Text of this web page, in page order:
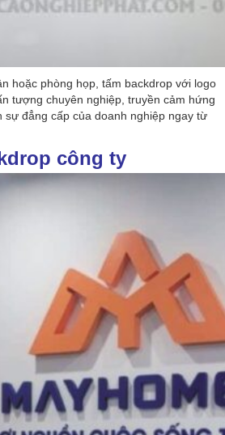
hoặc phòng họp, tấm backdrop với logo
tượng chuyên nghiệp, truyền cảm hứng
sự đẳng cấp của doanh nghiệp ngay từ
công ty